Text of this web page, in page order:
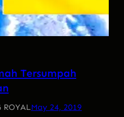
Tersumpah
May 24, 2019